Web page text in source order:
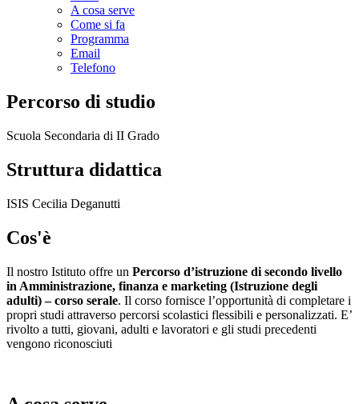
A cosa serve
Come si fa
Programma
Email
Telefono
Percorso di studio
Scuola Secondaria di II Grado
Struttura didattica
ISIS Cecilia Deganutti
Cos'è
Il nostro Istituto offre un Percorso d’istruzione di secondo livello
in Amministrazione, finanza e marketing (Istruzione degli
adulti) – corso serale. Il corso fornisce l’opportunità di completare i
propri studi attraverso percorsi scolastici flessibili e personalizzati. E’
rivolto a tutti, giovani, adulti e lavoratori e gli studi precedenti
vengono riconosciuti